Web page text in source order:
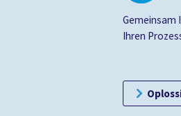
Gemeinsam
Ihren